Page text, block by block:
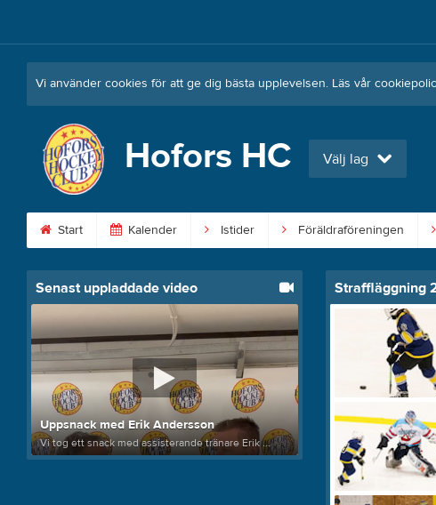
Vi använder cookies för att ge dig bästa upplevelsen. Läs vår
Hofors HC Välj lag
Start Kalender Istider Föräldraföreningen
Senast uppladdade video
Uppsnack med Erik Andersson
Vi tog ett snack med assisterande tränare Erik ...
Straffläggning